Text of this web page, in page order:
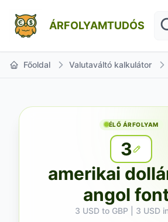
ÁRFOLYAMTUDÓS
Főoldal Valutaváltó kalkulátor
ÉLŐ ÁRFOLYAM
3
amerikai
angol
3 USD to GBP | 3 USD